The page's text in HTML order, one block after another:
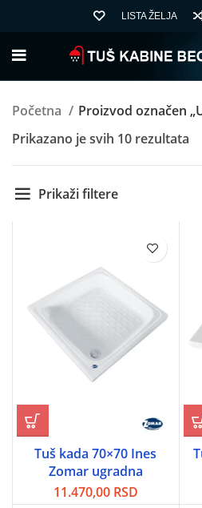
LISTA ŽELJA
Početna
Proizvod označen
Prikazano je svih 10 rezultata
Prikaži filtere
Tuš kada 70×70 Ines
Zomar ugradna
11.470,00 RSD